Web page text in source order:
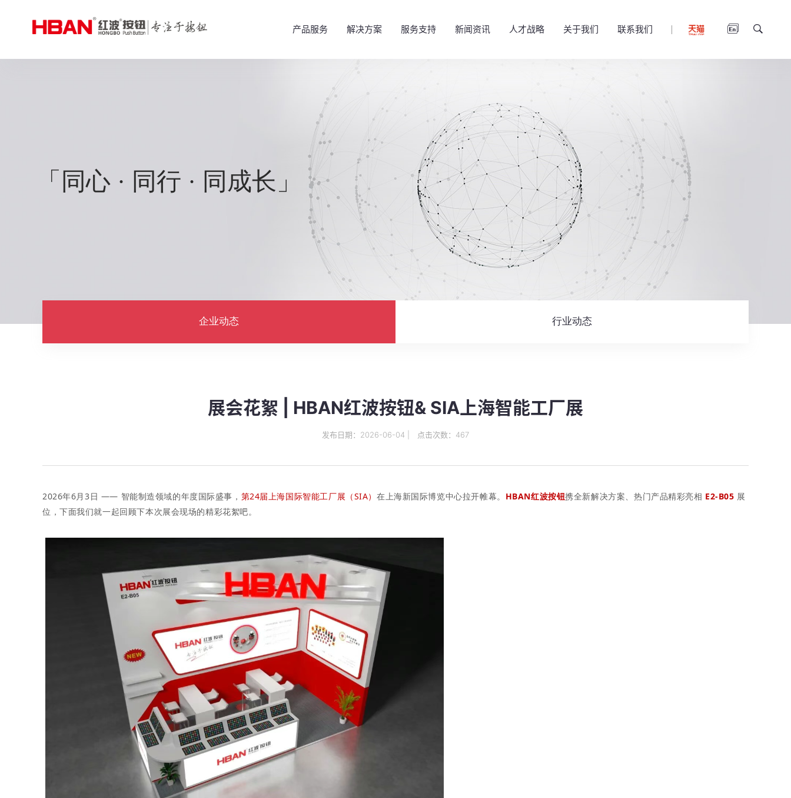
产品服务 解决方案 服务支持 新闻资讯 人才战略 关于我们 联系我们
「同心 · 同行 · 同成长」
企业动态 行业动态
展会花絮 | HBAN红波按钮& SIA上海智能工厂展
发布日期：2026-06-04 | 点击次数：467
2026年6月3日 —— 智能制造领域的年度国际盛事， 第24届上海国际智能工厂展（SIA）在上海新国际博览中心拉开帷幕。 HBAN红波按钮携全新解决方案、热门产品精彩亮相 E2-B05 展
位，下面我们就一起回顾下本次展会现场的精彩花絮吧。